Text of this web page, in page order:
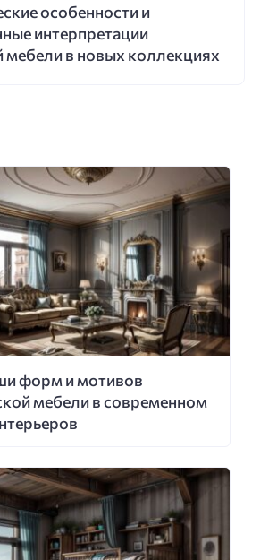
особенности и
интерпретации
мебели в новых коллекциях
форм и мотивов
мебели в современном